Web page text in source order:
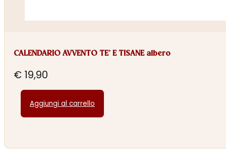
CALENDARIO AVVENTO TE’ E TISANE albero
€ 19,90
Aggiungi al carrello